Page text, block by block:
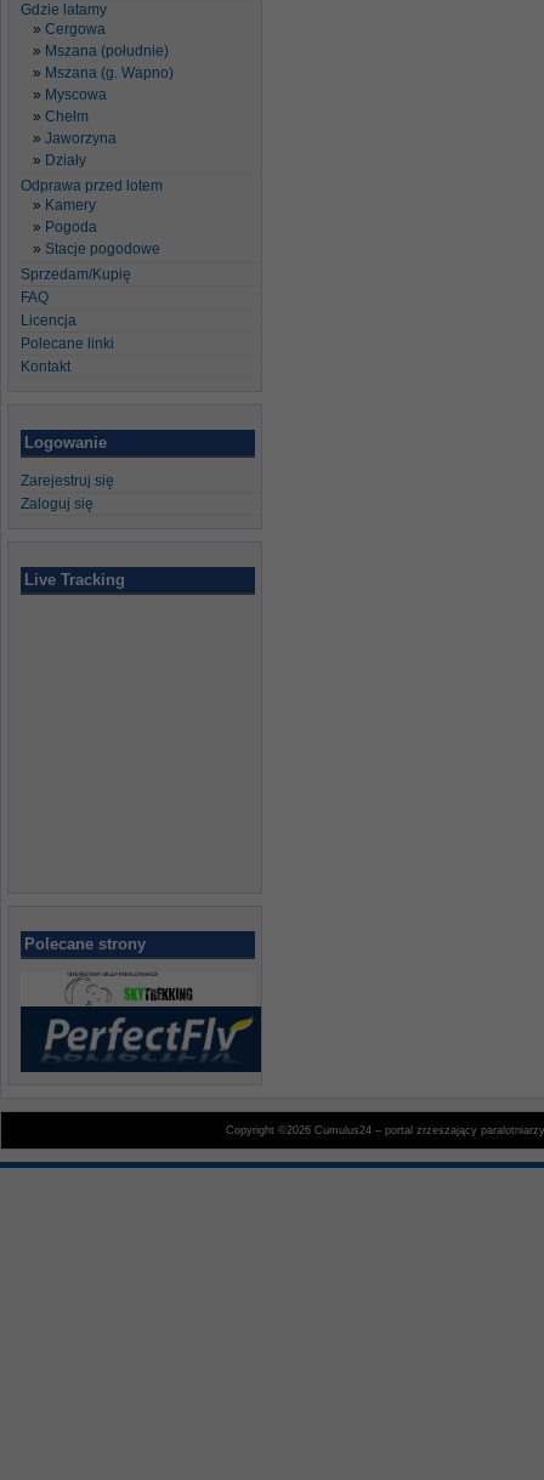
Gdzie latamy
Cergowa
Mszana (południe)
Mszana (g. Wapno)
Myscowa
Chełm
Jaworzyna
Działy
Odprawa przed lotem
Kamery
Pogoda
Stacje pogodowe
Sprzedam/Kupię
FAQ
Licencja
Polecane linki
Kontakt
Logowanie
Zarejestruj się
Zaloguj się
Live Tracking
Polecane strony
Copyright ©2026 Cumulus24 – portal zrzeszający